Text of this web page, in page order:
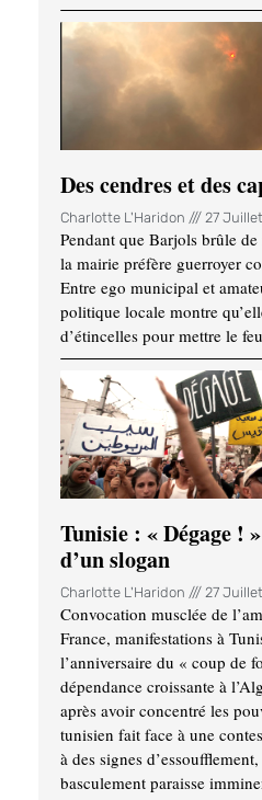
Des cendres et des
Charlotte L'Haridon 27
Pendant que Barjols brûle de
la mairie préfère guerroyer
Entre ego municipal et
politique locale montre
d’étincelles pour mettre le
Tunisie : « Dégage
d’un slogan
Charlotte L'Haridon 27
Convocation musclée de
France, manifestations à
l’anniversaire du « coup de
dépendance croissante à
après avoir concentré les
tunisien fait face à une
à des signes d’essoufflement,
basculement paraisse